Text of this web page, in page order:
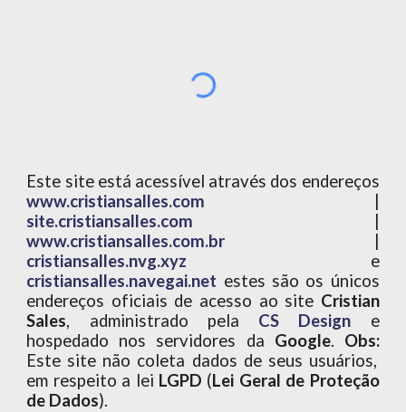
Este site está acessível através dos endereços
www.cristiansalles.com
site.cristiansalles.com
www.cristiansalles.com.br
cristiansalles.nvg.xyz e
cristiansalles.navegai.net estes são os únicos
endereços oficiais de acesso ao site Cristian
Sales, administrado pela CS Design e
hospedado nos servidores da Google. Obs:
Este site não coleta dados de seus usuários,
em respeito a lei LGPD (Lei Geral de Proteção
de Dados).